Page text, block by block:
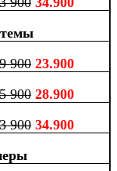
90023.900
90028.900
90034.900